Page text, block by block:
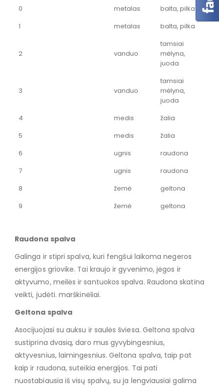
0
metalas
balta, pilka
1
metalas balta, pilka
2 vanduo
tamsiai
mėlyna,
juoda
3 vanduo
tamsiai
mėlyna,
juoda
4
medis
žalia
5
medis
žalia
6
ugnis
raudona
7
ugnis
raudona
8
žemė
geltona
9
žemė geltona
Raudona spalva
Galinga ir stipri spalva, kuri fengšui laikoma negeros
energijos griovike. Tai kraujo ir gyvenimo, jėgos ir
aktyvumo, meilės ir santuokos spalva. Raudona skatina
veikti, judėti. marškinėliai.
Geltona spalva
Asocijuojasi su auksu ir saulės šviesa. Geltona spalva
sustiprina dvasią, daro mus gyvybingesnius,
aktyvesnius, laimingesnius. Geltona spalva, taip pat
kaip ir raudona, suteikia energijos. Tai pati
nuostabiausia iš visų spalvų, su ja lengviausiai galima